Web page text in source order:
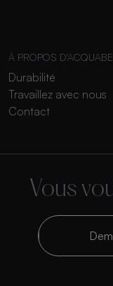
À PROPOS
Durabilité
Travaillez avec nous
Contact
Vous